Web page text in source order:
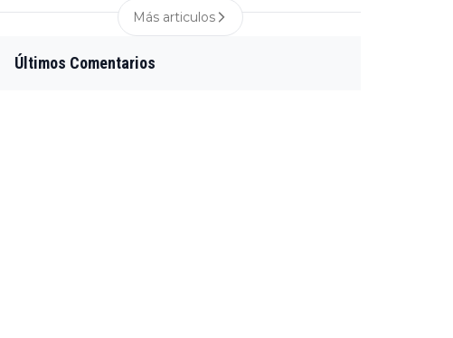
Más articulos
Últimos Comentarios